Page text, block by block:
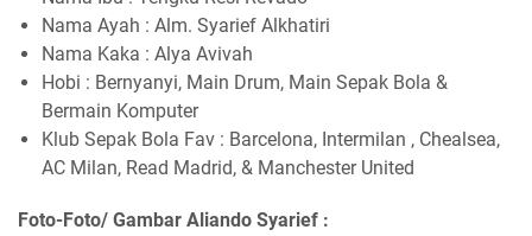
Nama Ayah : Alm. Syarief Alkhatiri
Nama Kaka : Alya Avivah
Hobi : Bernyanyi, Main Drum, Main Sepak Bola &
Bermain Komputer
Klub Sepak Bola Fav : Barcelona, Intermilan , Chealsea,
AC Milan, Read Madrid, & Manchester United
Foto-Foto/ Gambar Aliando Syarief :